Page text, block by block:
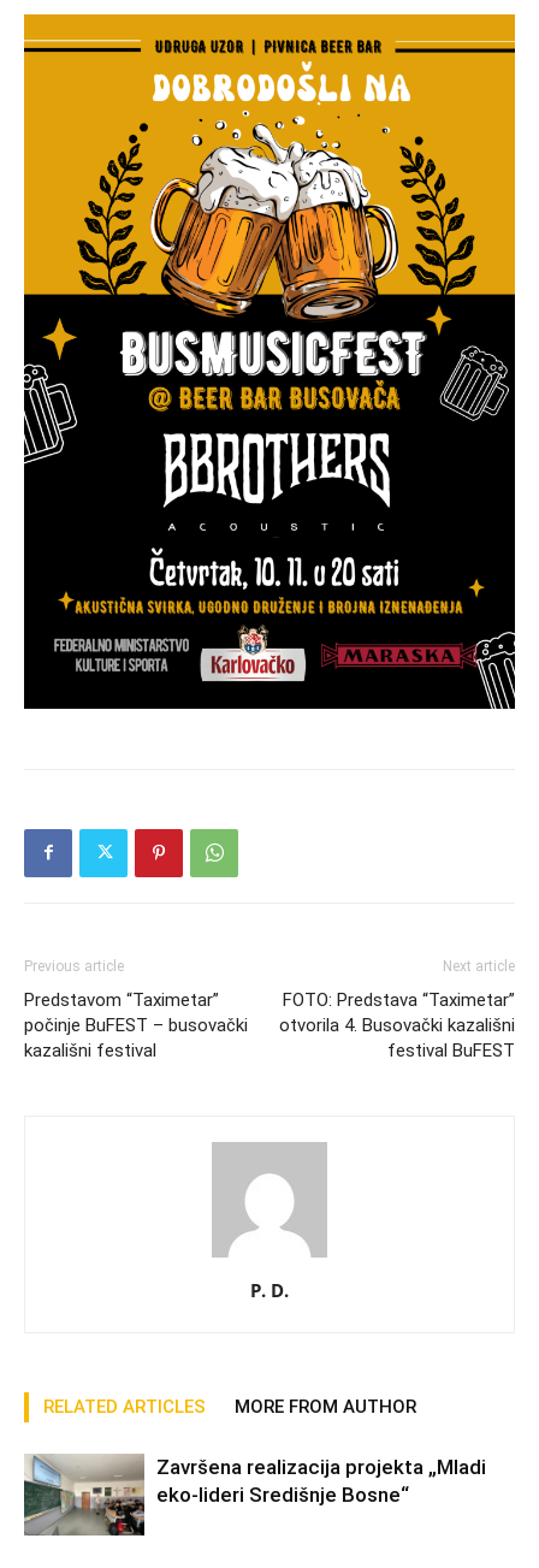
Previous article
Predstavom “Taximetar”
počinje BuFEST – busovački
kazališni festival
Next article
FOTO: Predstava “Taximetar”
otvorila 4. Busovački kazališni
festival BuFEST
P. D.
RELATED ARTICLES MORE FROM AUTHOR
Završena realizacija projekta „Mladi
eko-lideri Središnje Bosne“